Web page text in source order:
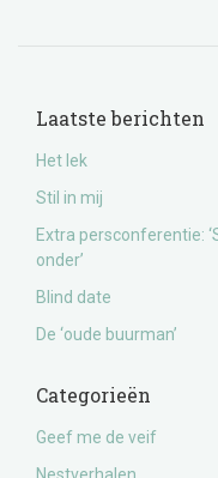
Laatste berichten
Het lek
Stil in mij
Extra persconferentie:
onder’
Blind date
De ‘oude buurman’
Categorieën
Geef me de veif